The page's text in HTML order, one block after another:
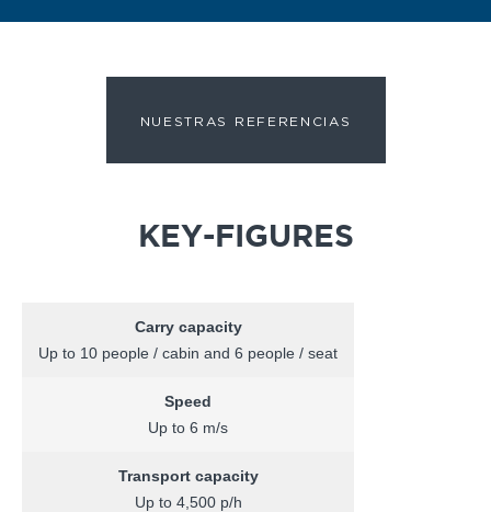
NUESTRAS REFERENCIAS
KEY-FIGURES
Carry capacity
Up to 10 people / cabin and 6 people / seat
Speed
Up to 6 m/s
Transport capacity
Up to 4,500 p/h